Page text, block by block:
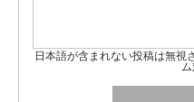
日本語が含まれない投稿は無視
ム